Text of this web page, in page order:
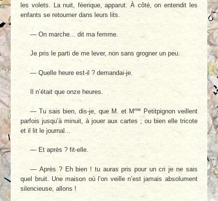
les volets. La nuit, féerique, apparut. À côté, on entendit les
enfants se retourner dans leurs lits.
— On marche... dit ma femme.
Je pris le parti de me lever, non sans grogner un peu.
— Quelle heure est-il ? demandai-je.
Il n’était que onze heures.
— Tu sais bien, dis-je, que M. et MmePetitpignon veillent
parfois jusqu’à minuit, à jouer aux cartes ; ou bien elle tricote
et il lit le journal...
— Et après ? fit-elle.
— Après ? Eh bien ! tu auras pris pour un cri je ne sais
quel bruit. Une maison où l’on veille n’est jamais absolument
silencieuse, allons !